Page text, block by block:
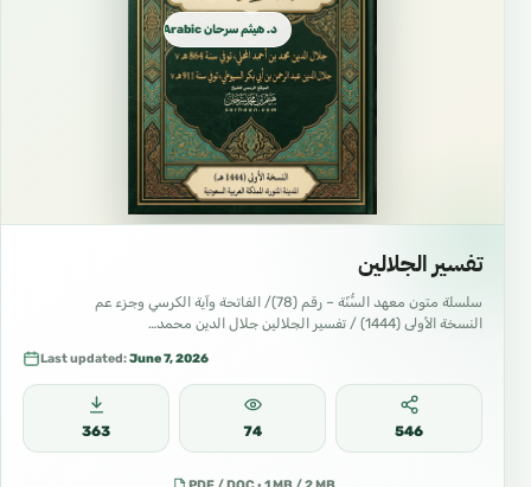
د. هيثم سرحان Arabic العربية
تفسير الجلالين
سلسلة متون معهد السُّنّة – رقم (78)/ الفاتحة وآية الكرسي وجزء عم
النسخة الأولى (1444) / تفسير الجلالين جلال الدين محمد…
Last updated:June 7, 2026
363 74 546